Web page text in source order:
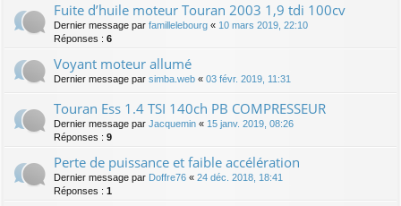
Fuite d’huile moteur Touran 2003 1,9 tdi 100cv
Dernier message par famillelebourg « 10 mars 2019, 22:10
Réponses : 6
Voyant moteur allumé
Dernier message par simba.web « 03 févr. 2019, 11:31
Touran Ess 1.4 TSI 140ch PB COMPRESSEUR
Dernier message par Jacquemin « 15 janv. 2019, 08:26
Réponses : 9
Perte de puissance et faible accélération
Dernier message par Doffre76 « 24 déc. 2018, 18:41
Réponses : 1